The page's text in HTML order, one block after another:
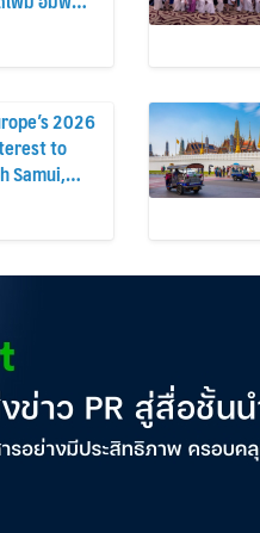
2026
to
Samui,
Top